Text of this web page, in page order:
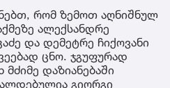
რომ ზემოთ აღნიშნულ
ალექსანდრე
და დემეტრე ჩიქოვანი
ცნო. ჯგუფურად
დაზიანებაში
გიორგი